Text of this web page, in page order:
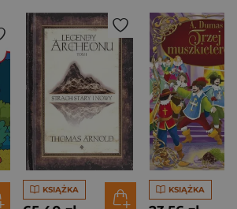
KSIĄŻKA KSIĄŻKA